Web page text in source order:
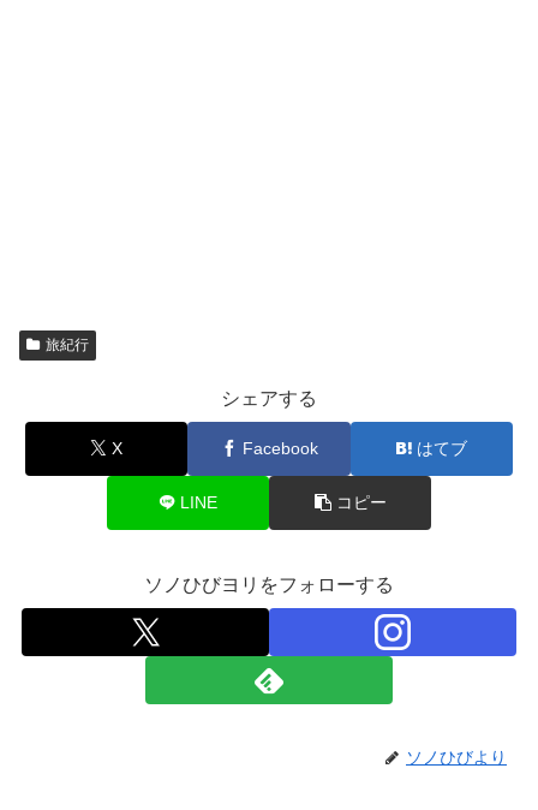
旅紀行
シェアする
X Facebook はてブ
LINE コピー
ソノひびヨリをフォローする
ソノひびより